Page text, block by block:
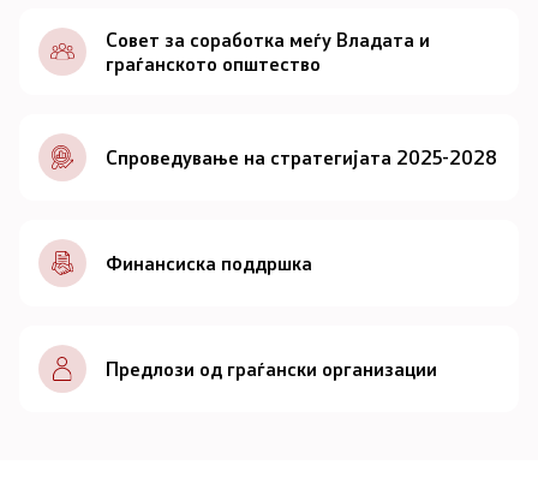
Документи
Совет
За советот
Документи
Записници и дневни редови од седниците на
Советот
Совет за соработка меѓу Владата и
граѓанското општество
Спроведување на стратегијата 2025-2028
Финансиска поддршка
Предлози од граѓански организации